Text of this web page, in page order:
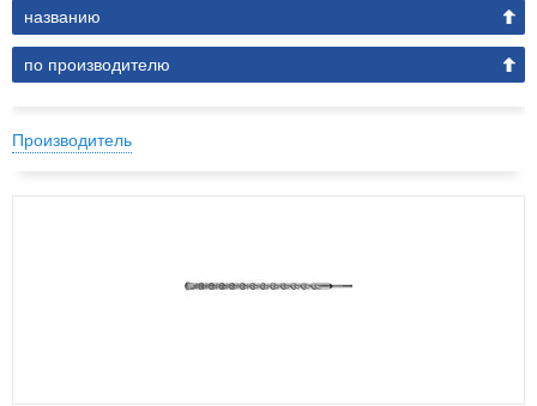
названию
по производителю
Производитель